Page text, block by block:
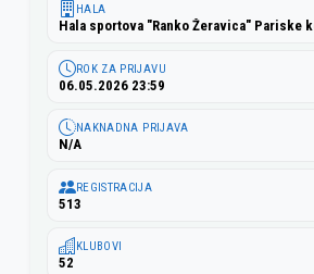
HALA
Hala sportova "Ranko Žeravica" Pariske
ROK ZA PRIJAVU
06.05.2026 23:59
NAKNADNA PRIJAVA
N/A
REGISTRACIJA
513
KLUBOVI
52